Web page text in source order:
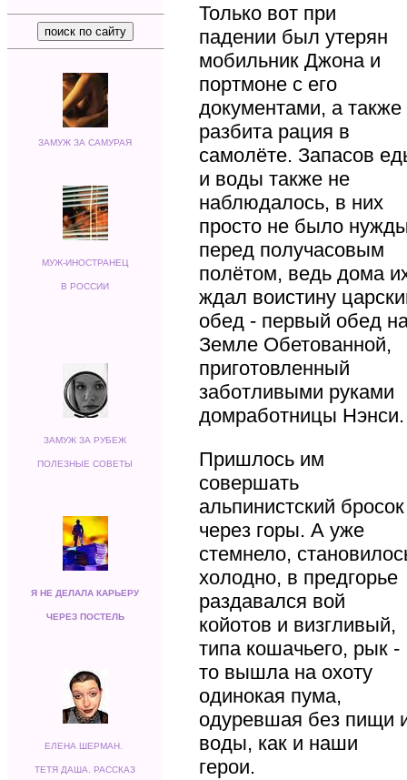
ЗАМУЖ ЗА САМУРАЯ
МУЖ-ИНОСТРАНЕЦ
В РОССИИ
ЗАМУЖ ЗА РУБЕЖ
ПОЛЕЗНЫЕ СОВЕТЫ
Я НЕ ДЕЛАЛА КАРЬЕРУ
ЧЕРЕЗ ПОСТЕЛЬ
ЕЛЕНА ШЕРМАН.
ТЕТЯ ДАША. РАССКАЗ
Только вот при
падении был утерян
мобильник Джона и
портмоне с его
документами, а также
разбита рация в
самолёте. Запасов
и воды также не
наблюдалось, в них
просто не было
перед получасовым
полётом, ведь дома
ждал воистину
обед - первый обед
Земле Обетованной,
приготовленный
заботливыми руками
домработницы Нэнси.
Пришлось им
совершать
альпинистский бросок
через горы. А уже
стемнело,
холодно, в предгорье
раздавался вой
койотов и визгливый,
типа кошачьего, рык -
то вышла на охоту
одинокая пума,
одуревшая без пищи
воды, как и наши
герои.